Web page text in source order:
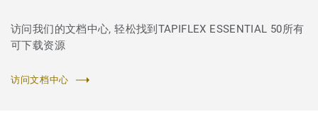
访问我们的文档中心, 轻松找到TAPIFLEX ESSENTIAL 50所有
可下载资源
访问文档中心